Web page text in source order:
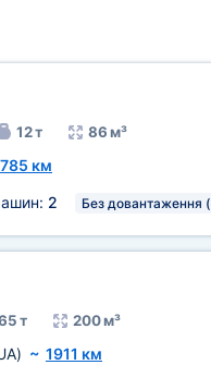
12 т 86 м³
км
2 Без довантаження
т 200 м³
~ 1911 км